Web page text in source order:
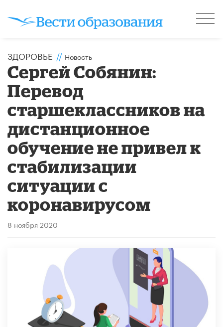
ЗДОРОВЬЕ // Новость
Сергей Собянин:
Перевод
старшеклассников на
дистанционное
обучение не привел к
стабилизации
ситуации с
коронавирусом
8 ноября 2020